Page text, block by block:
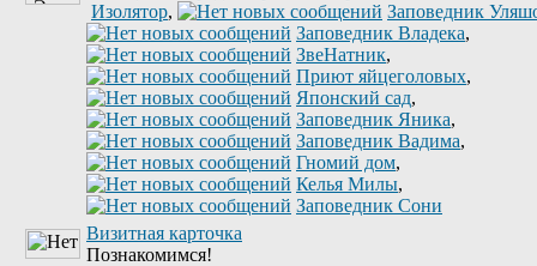
Изолятор,
Заповедник
Заповедник Владека,
ЗвеНатник,
Приют яйцеголовых,
Японский сад,
Заповедник Яника,
Заповедник Вадима,
Гномий дом,
Келья Милы,
Заповедник Сони
Визитная карточка
Познакомимся!